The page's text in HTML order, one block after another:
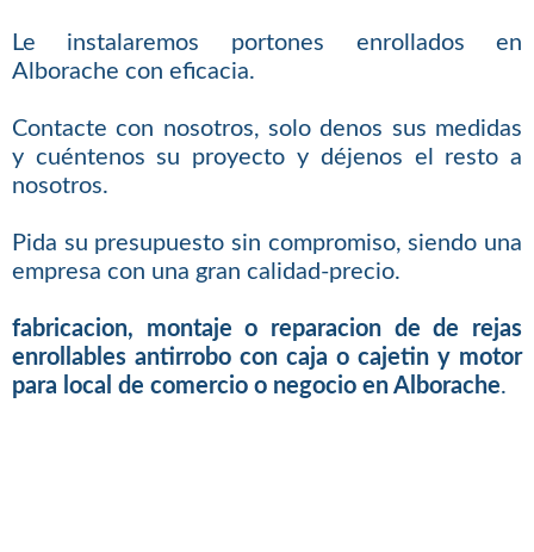
Le instalaremos portones enrollados en
Alborache con eficacia.
Contacte con nosotros, solo denos sus medidas
y cuéntenos su proyecto y déjenos el resto a
nosotros.
Pida su presupuesto sin compromiso, siendo una
empresa con una gran calidad-precio.
fabricacion, montaje o reparacion de de rejas
enrollables antirrobo con caja o cajetin y motor
para local de comercio o negocio en Alborache.